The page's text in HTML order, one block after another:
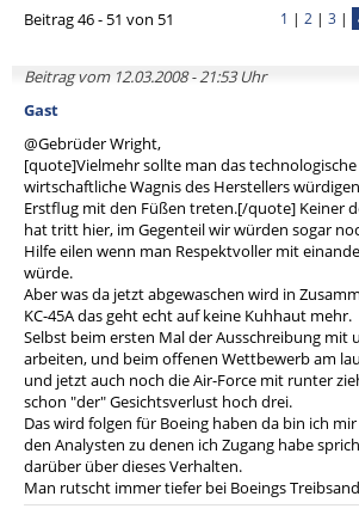
Beitrag 46 - 51 von 51 1 | 2 | 3 |
Beitrag vom 12.03.2008 - 21:53 Uhr
Gast
@Gebrüder Wright,
[quote]Vielmehr sollte man das
wirtschaftliche Wagnis des Herstellers
Erstflug mit den Füßen treten.[/quote] Keiner
hat tritt hier, im Gegenteil wir würden sogar
Hilfe eilen wenn man Respektvoller mit
würde.
Aber was da jetzt abgewaschen wird in
KC-45A das geht echt auf keine Kuhhaut mehr.
Selbst beim ersten Mal der Ausschreibung mit
arbeiten, und beim offenen Wettbewerb am
und jetzt auch noch die Air-Force mit runter
schon "der" Gesichtsverlust hoch drei.
Das wird folgen für Boeing haben da bin ich mir
den Analysten zu denen ich Zugang habe
darüber über dieses Verhalten.
Man rutscht immer tiefer bei Boeings